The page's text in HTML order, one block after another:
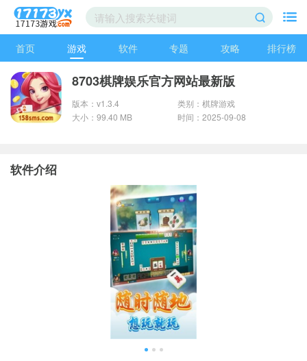
首页 游戏 软件 专题 攻略 排行榜
8703棋牌娱乐官方网站最新版
版本：v1.3.4
类别：棋牌游戏
大小：99.40 MB
时间：2025-09-08
软件介绍